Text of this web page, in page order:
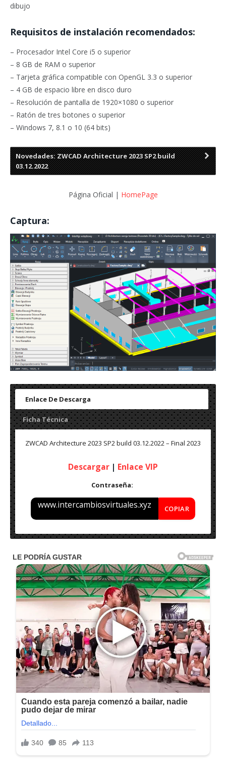
dibujo
Requisitos de instalación recomendados:
– Procesador Intel Core i5 o superior
– 8 GB de RAM o superior
– Tarjeta gráfica compatible con OpenGL 3.3 o superior
– 4 GB de espacio libre en disco duro
– Resolución de pantalla de 1920×1080 o superior
– Ratón de tres botones o superior
– Windows 7, 8.1 o 10 (64 bits)
Novedades: ZWCAD Architecture 2023 SP2 build
03.12.2022
Página Oficial | HomePage
Captura:
Enlace De Descarga
Ficha Técnica
ZWCAD Architecture 2023 SP2 build 03.12.2022 – Final 2023
Descargar | Enlace VIP
Contraseña:
www.intercambiosvirtuales.xyz COPIAR
Nombre: ZWCAD Architecture 2023 SP2 build 03.12.2022
Tamaño: 750 MB
Idioma: Multilenguaje (Inglés)
Sistema Operativo: Windows (x64-bits)